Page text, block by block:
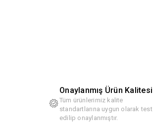
Onaylanmış Ürün Kalitesi
Tüm ürünlerimiz kalite
standartlarına uygun olarak test
edilip onaylanmıştır.